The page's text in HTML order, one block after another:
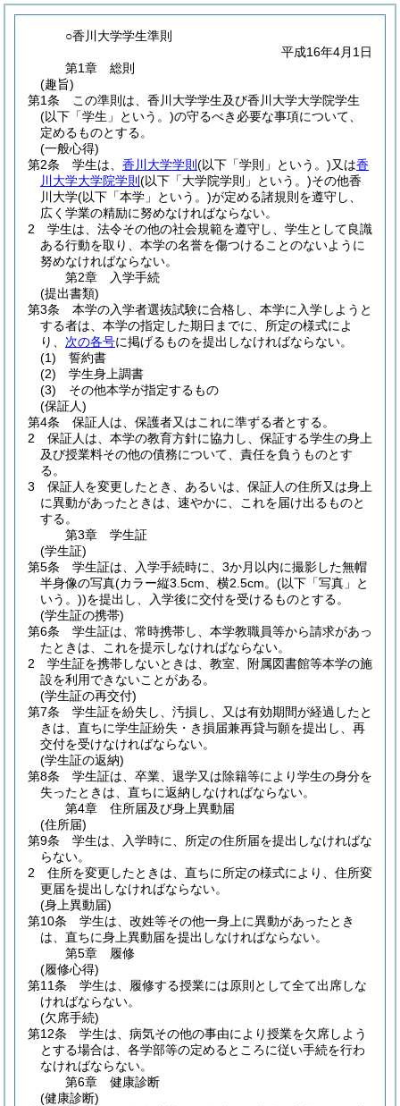
○香川大学学生準則
平成16年4月1日
第1章
総則
(趣旨)
第1条
この準則は、香川大学学生及び香川大学大学院学生
(以下「学生」という。)の守るべき必要な事項について、
定めるものとする。
(一般心得)
第2条
学生は、 香川大学学則 (以下「学則」という。)又は香
川大学大学院学則 (以下「大学院学則」という。)その他香
川大学(以下「本学」という。)が定める諸規則を遵守し、
広く学業の精励に努めなければならない。
2
学生は、法令その他の社会規範を遵守し、学生として良識
ある行動を取り、本学の名誉を傷つけることのないように
努めなければならない。
第2章
入学手続
(提出書類)
第3条
本学の入学者選抜試験に合格し、本学に入学しようと
する者は、本学の指定した期日までに、所定の様式によ
り、 次の各号に掲げるものを提出しなければならない。
(1)
誓約書
(2)
学生身上調書
(3)
その他本学が指定するもの
(保証人)
第4条
保証人は、保護者又はこれに準ずる者とする。
2
保証人は、本学の教育方針に協力し、保証する学生の身上
及び授業料その他の債務について、責任を負うものとす
る。
3
保証人を変更したとき、あるいは、保証人の住所又は身上
に異動があったときは、速やかに、これを届け出るものと
する。
第3章
学生証
(学生証)
第5条
学生証は、入学手続時に、3か月以内に撮影した無帽
半身像の写真(カラー縦3.5cm、横2.5cm。 (以下「写真」と
いう。))を提出し、入学後に交付を受けるものとする。
(学生証の携帯)
第6条
学生証は、常時携帯し、本学教職員等から請求があっ
たときは、これを提示しなければならない。
2
学生証を携帯しないときは、教室、附属図書館等本学の施
設を利用できないことがある。
(学生証の再交付)
第7条
学生証を紛失し、汚損し、又は有効期間が経過したと
きは、直ちに学生証紛失・き損届兼再貸与願を提出し、再
交付を受けなければならない。
(学生証の返納)
第8条
学生証は、卒業、退学又は除籍等により学生の身分を
失ったときは、直ちに返納しなければならない。
第4章
住所届及び身上異動届
(住所届)
第9条
学生は、入学時に、所定の住所届を提出しなければな
らない。
2
住所を変更したときは、直ちに所定の様式により、住所変
更届を提出しなければならない。
(身上異動届)
第10条
学生は、改姓等その他一身上に異動があったとき
は、直ちに身上異動届を提出しなければならない。
第5章
履修
(履修心得)
第11条
学生は、履修する授業には原則として全て出席しな
ければならない。
(欠席手続)
第12条
学生は、病気その他の事由により授業を欠席しよう
とする場合は、各学部等の定めるところに従い手続を行わ
なければならない。
第6章
健康診断
(健康診断)